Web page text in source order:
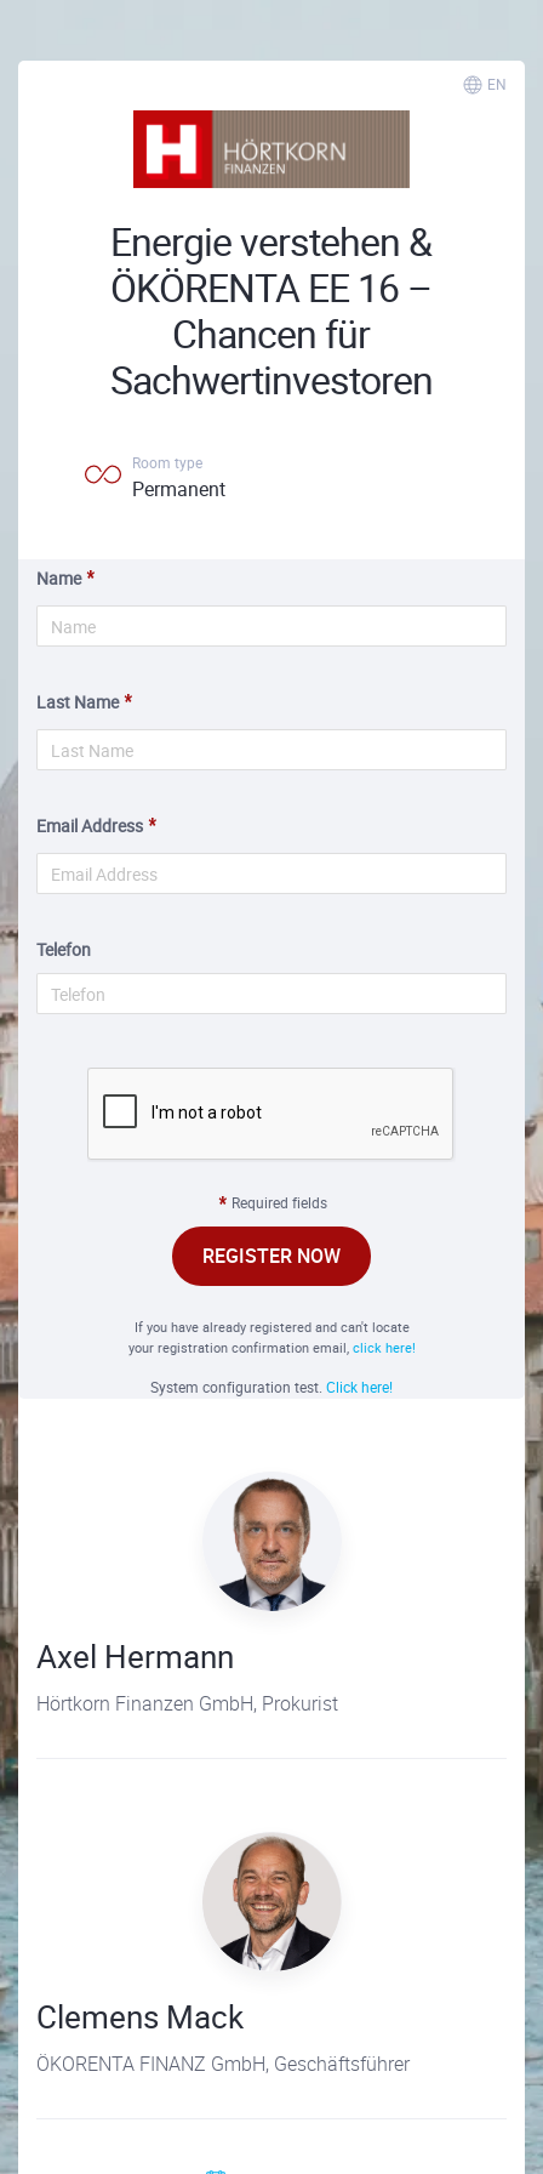
EN
Energie verstehen &
ÖKÖRENTA EE 16 –
Chancen für
Sachwertinvestoren
Room type
Permanent
Name
Last Name
Email Address
Telefon
Required fields
REGISTER NOW
If you have already registered and can't locate
your registration confirmation email, click here!
System configuration test. Click here!
Axel Hermann
Hörtkorn Finanzen GmbH, Prokurist
Clemens Mack
ÖKORENTA FINANZ GmbH, Geschäftsführer